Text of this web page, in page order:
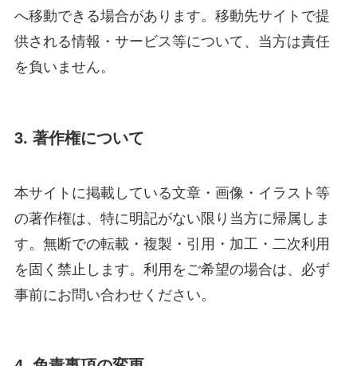
へ移動できる場合があります。移動先サイトで提
供される情報・サービス等について、当方は責任
を負いません。
3. 著作権について
本サイトに掲載している文章・画像・イラスト等
の著作権は、特に明記がない限り当方に帰属しま
す。無断での転載・複製・引用・加工・二次利用
を固く禁止します。利用をご希望の場合は、必ず
事前にお問い合わせください。